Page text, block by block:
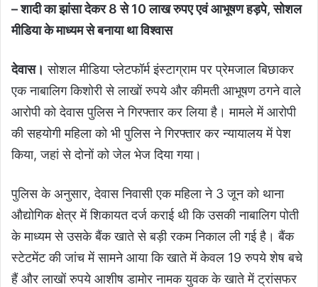
– शादी का झांसा देकर 8 से 10 लाख रुपए एवं आभूषण हड़पे, सोशल
मीडिया के माध्यम से बनाया था विश्वास
देवास। सोशल मीडिया प्लेटफॉर्म इंस्टाग्राम पर प्रेमजाल बिछाकर
एक नाबालिग किशोरी से लाखों रुपये और कीमती आभूषण ठगने वाले
आरोपी को देवास पुलिस ने गिरफ्तार कर लिया है। मामले में आरोपी
की सहयोगी महिला को भी पुलिस ने गिरफ्तार कर न्यायालय में पेश
किया, जहां से दोनों को जेल भेज दिया गया।
पुलिस के अनुसार, देवास निवासी एक महिला ने 3 जून को थाना
औद्योगिक क्षेत्र में शिकायत दर्ज कराई थी कि उसकी नाबालिग पोती
के माध्यम से उसके बैंक खाते से बड़ी रकम निकाल ली गई है। बैंक
स्टेटमेंट की जांच में सामने आया कि खाते में केवल 19 रुपये शेष बचे
हैं और लाखों रुपये आशीष डामोर नामक युवक के खाते में ट्रांसफर